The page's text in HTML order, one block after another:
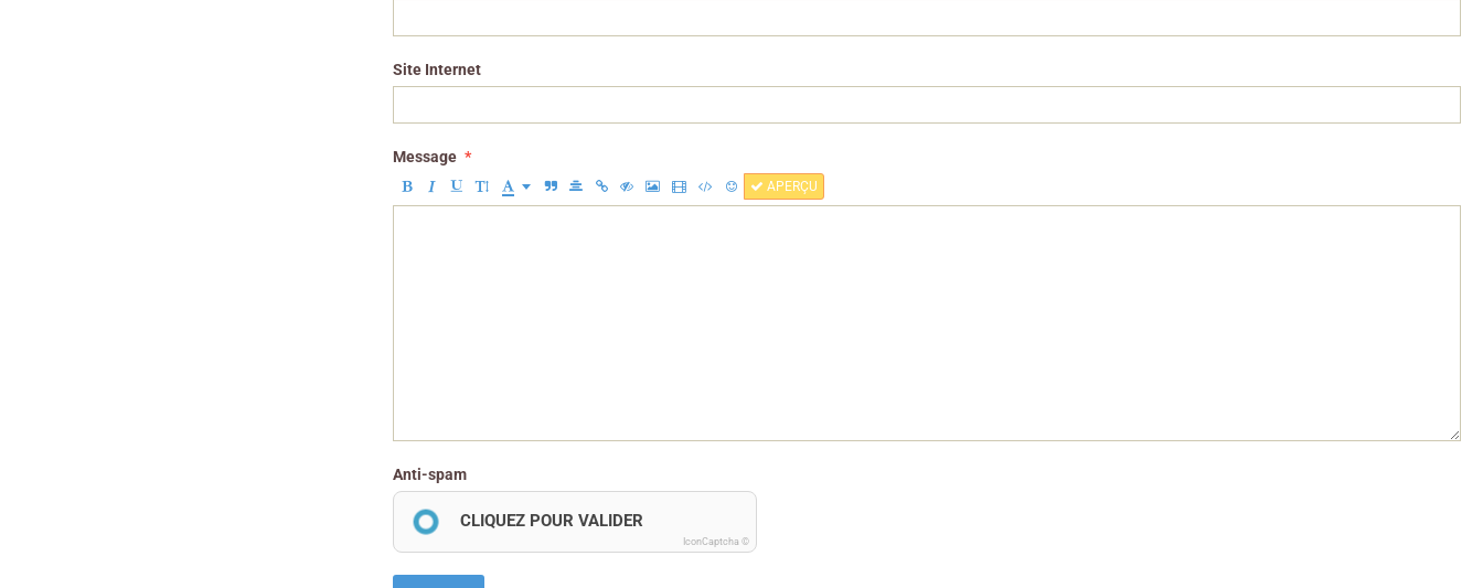
Site Internet
Message
APERÇU
Anti-spam
CLIQUEZ POUR VALIDER
IconCaptcha ©